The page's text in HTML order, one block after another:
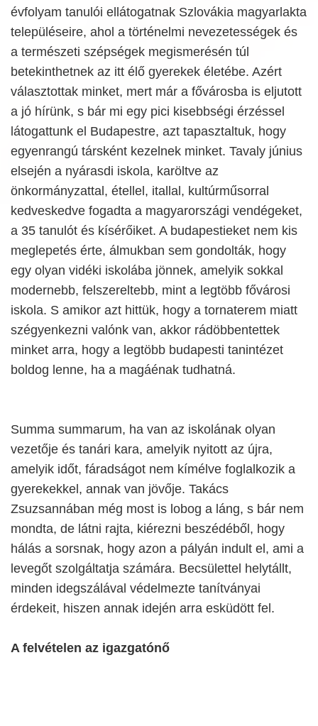
évfolyam tanulói ellátogatnak Szlovákia magyarlakta
településeire, ahol a történelmi nevezetességek és
a természeti szépségek megismerésén túl
betekinthetnek az itt élő gyerekek életébe. Azért
választottak minket, mert már a fővárosba is eljutott
a jó hírünk, s bár mi egy pici kisebbségi érzéssel
látogattunk el Budapestre, azt tapasztaltuk, hogy
egyenrangú társként kezelnek minket. Tavaly június
elsején a nyárasdi iskola, karöltve az
önkormányzattal, étellel, itallal, kultúrműsorral
kedveskedve fogadta a magyarországi vendégeket,
a 35 tanulót és kísérőiket. A budapestieket nem kis
meglepetés érte, álmukban sem gondolták, hogy
egy olyan vidéki iskolába jönnek, amelyik sokkal
modernebb, felszereltebb, mint a legtöbb fővárosi
iskola. S amikor azt hittük, hogy a tornaterem miatt
szégyenkezni valónk van, akkor rádöbbentettek
minket arra, hogy a legtöbb budapesti tanintézet
boldog lenne, ha a magáénak tudhatná.
Summa summarum, ha van az iskolának olyan
vezetője és tanári kara, amelyik nyitott az újra,
amelyik időt, fáradságot nem kímélve foglalkozik a
gyerekekkel, annak van jövője. Takács
Zsuzsannában még most is lobog a láng, s bár nem
mondta, de látni rajta, kiérezni beszédéből, hogy
hálás a sorsnak, hogy azon a pályán indult el, ami a
levegőt szolgáltatja számára. Becsülettel helytállt,
minden idegszálával védelmezte tanítványai
érdekeit, hiszen annak idején arra esküdött fel.
A felvételen az igazgatónő